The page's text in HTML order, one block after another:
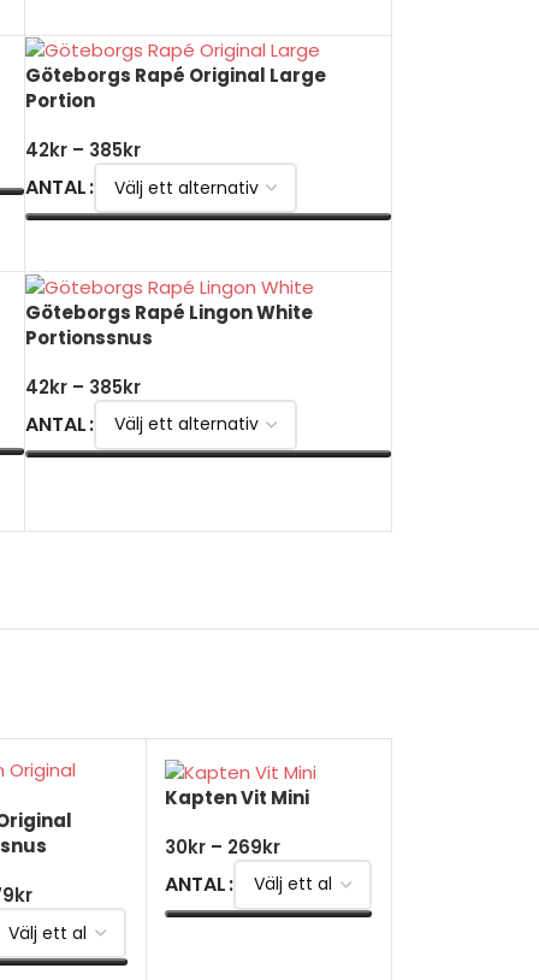
Göteborgs Rapé Original Large
Portion
42kr – 385kr
ANTAL
Göteborgs Rapé Lingon White
Portionssnus
42kr – 385kr
ANTAL
kr
Kapten Vit Mini
30kr – 269kr
ANTAL